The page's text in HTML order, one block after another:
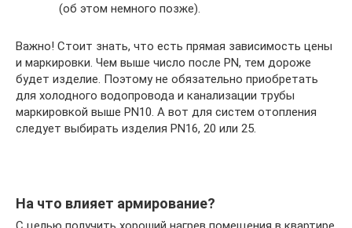
(об этом немного позже).
Важно! Стоит знать, что есть прямая зависимость цены
и маркировки. Чем выше число после PN, тем дороже
будет изделие. Поэтому не обязательно приобретать
для холодного водопровода и канализации трубы
маркировкой выше PN10. А вот для систем отопления
следует выбирать изделия PN16, 20 или 25.
На что влияет армирование?